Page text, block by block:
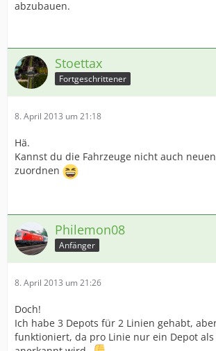
abzubauen.
Stoettax
Fortgeschrittener
8. April 2013 um 21:18
Hä.
Kannst du die Fahrzeuge nicht auch
zuordnen
Philemon08
Anfänger
8. April 2013 um 21:26
Doch!
Ich habe 3 Depots für 2 Linien gehabt,
funktioniert, da pro Linie nur ein Depot